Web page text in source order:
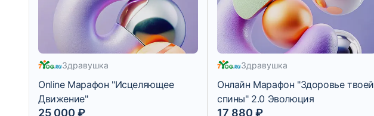
2 083 ₽/мес
Здравушка
Online Марафон "Исцеляющее
Движение"
25 000 ₽
1 490 ₽/мес
Здравушка
Онлайн Марафон "Здоровье твоей
спины" 2.0 Эволюция
17 880 ₽